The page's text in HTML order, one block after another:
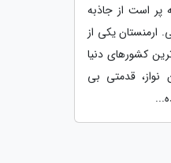
پر است از جاذبه
ارمنستان یکی از
کشورهای دنیا
نواز، قدمتی بی